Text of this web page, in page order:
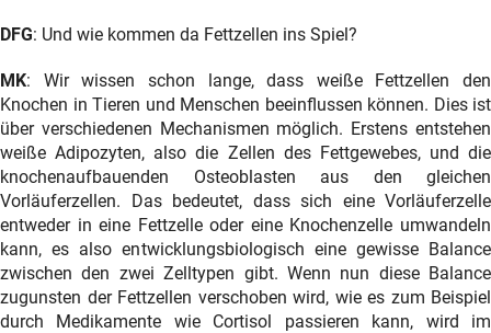
DFG: Und wie kommen da Fettzellen ins Spiel?
MK: Wir wissen schon lange, dass weiße Fettzellen den
Knochen in Tieren und Menschen beeinflussen können. Dies ist
über verschiedenen Mechanismen möglich. Erstens entstehen
weiße Adipozyten, also die Zellen des Fettgewebes, und die
knochenaufbauenden Osteoblasten aus den gleichen
Vorläuferzellen. Das bedeutet, dass sich eine Vorläuferzelle
entweder in eine Fettzelle oder eine Knochenzelle umwandeln
kann, es also entwicklungsbiologisch eine gewisse Balance
zwischen den zwei Zelltypen gibt. Wenn nun diese Balance
zugunsten der Fettzellen verschoben wird, wie es zum Beispiel
durch Medikamente wie Cortisol passieren kann, wird im